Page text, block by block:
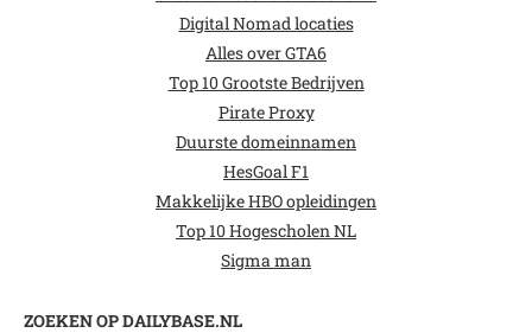
Digital Nomad locaties
Alles over GTA6
Top 10 Grootste Bedrijven
Pirate Proxy
Duurste domeinnamen
HesGoal F1
Makkelijke HBO opleidingen
Top 10 Hogescholen NL
Sigma man
ZOEKEN OP DAILYBASE.NL